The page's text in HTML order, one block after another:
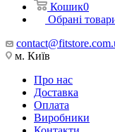
Кошик0
Обрані
м. Київ
Про нас
Доставка
Оплата
Виробники